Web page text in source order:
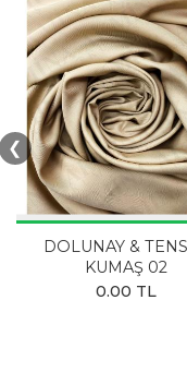
DOLUNAY &
KUMAŞ 02
0.00 TL
❮